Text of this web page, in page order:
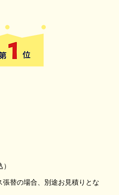
替の場合、別途お見積りとな